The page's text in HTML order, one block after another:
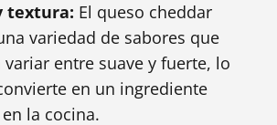
textura: El queso cheddar
variedad de sabores que
variar entre suave y fuerte, lo
en un ingrediente
la cocina.